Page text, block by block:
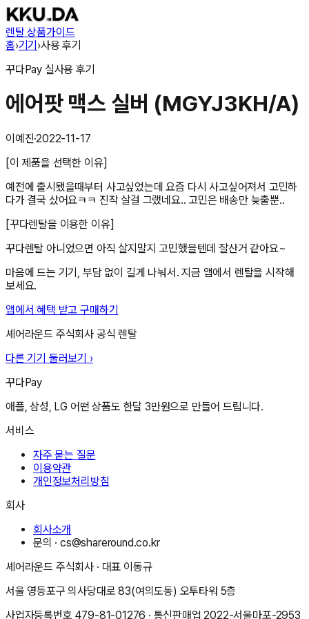
렌탈 상품가이드
홈›기기›사용 후기
꾸다Pay 실사용 후기
에어팟 맥스 실버 (MGYJ3KH/A)
이예진·2022-11-17
[이 제품을 선택한 이유]
예전에 출시됐을때부터 사고싶었는데 요즘 다시 사고싶어져서 고민하
다가 결국 샀어요ㅋㅋ 진작 살걸 그랬네요.. 고민은 배송만 늦출뿐..
[꾸다렌탈을 이용한 이유]
꾸다렌탈 아니었으면 아직 살지말지 고민했을텐데 잘산거 같아요~
마음에 드는 기기, 부담 없이 길게 나눠서. 지금 앱에서 렌탈을 시작해
보세요.
앱에서 혜택 받고 구매하기
셰어라운드 주식회사 공식 렌탈
다른 기기 둘러보기 ›
꾸다Pay
애플, 삼성, LG 어떤 상품도 한달 3만원으로 만들어 드립니다.
서비스
자주 묻는 질문
이용약관
개인정보처리방침
회사
회사소개
문의 ·cs@shareround.co.kr
셰어라운드 주식회사 · 대표 이동규
서울 영등포구 의사당대로 83(여의도동) 오투타워 5층
사업자등록번호 479-81-01276 · 통신판매업2022-서울마포-2953